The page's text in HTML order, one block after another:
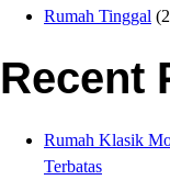
Rumah Tinggal
Recent
Rumah Klasik
Terbatas